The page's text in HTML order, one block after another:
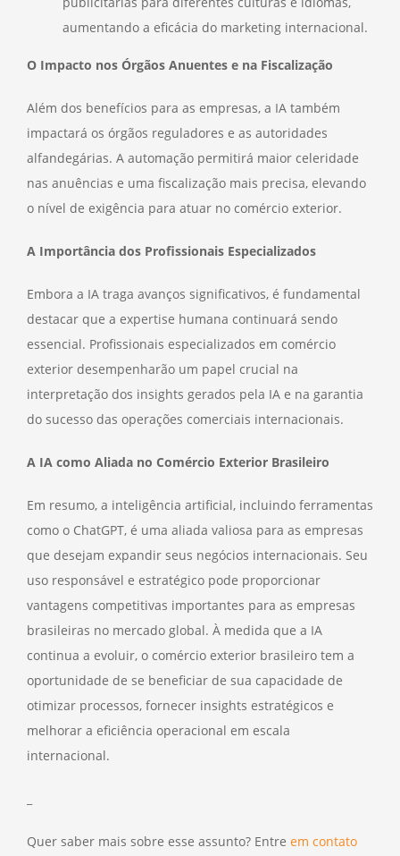
aumentando a eficácia do marketing internacional.
O Impacto nos Órgãos Anuentes e na Fiscalização
Além dos benefícios para as empresas, a IA também
impactará os órgãos reguladores e as autoridades
alfandegárias. A automação permitirá maior celeridade
nas anuências e uma fiscalização mais precisa, elevando
o nível de exigência para atuar no comércio exterior.
A Importância dos Profissionais Especializados
Embora a IA traga avanços significativos, é fundamental
destacar que a expertise humana continuará sendo
essencial. Profissionais especializados em comércio
exterior desempenharão um papel crucial na
interpretação dos insights gerados pela IA e na garantia
do sucesso das operações comerciais internacionais.
A IA como Aliada no Comércio Exterior Brasileiro
Em resumo, a inteligência artificial, incluindo ferramentas
como o ChatGPT, é uma aliada valiosa para as empresas
que desejam expandir seus negócios internacionais. Seu
uso responsável e estratégico pode proporcionar
vantagens competitivas importantes para as empresas
brasileiras no mercado global. À medida que a IA
continua a evoluir, o comércio exterior brasileiro tem a
oportunidade de se beneficiar de sua capacidade de
otimizar processos, fornecer insights estratégicos e
melhorar a eficiência operacional em escala
internacional.
Quer saber mais sobre esse assunto? Entre em contato